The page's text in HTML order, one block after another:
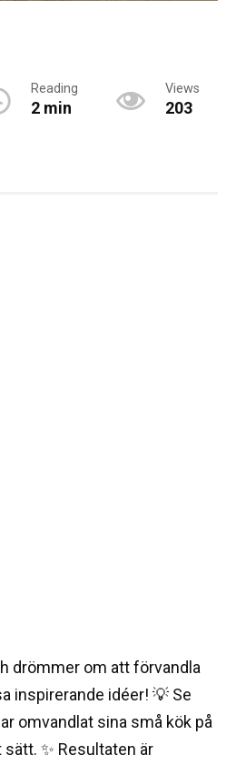
Reading
2 min
Views
203
drömmer om att förvandla
inspirerande idéer! 💡 Se
omvandlat sina små kök på
✨ Resultaten är